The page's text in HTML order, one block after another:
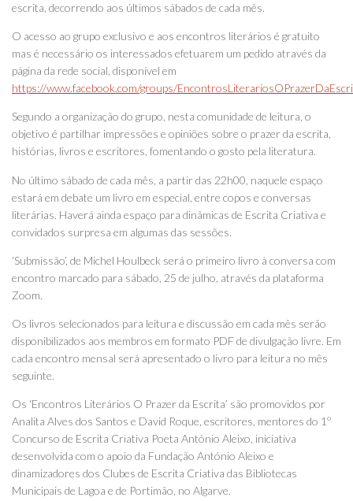
escrita, decorrendo aos últimos sábados de cada mês.
O acesso ao grupo exclusivo e aos encontros literários é gratuito
mas é necessário os interessados efetuarem um pedido através da
página da rede social, disponível em
https://www.facebook.com/groups/
Segundo a organização do grupo, nesta comunidade de leitura, o
objetivo é partilhar impressões e opiniões sobre o prazer da escrita,
histórias, livros e escritores, fomentando o gosto pela literatura.
No último sábado de cada mês, a partir das 22h00, naquele espaço
estará em debate um livro em especial, entre copos e conversas
literárias. Haverá ainda espaço para dinâmicas de Escrita Criativa e
convidados surpresa em algumas das sessões.
‘Submissão’, de Michel Houlbeck será o primeiro livro à conversa com
encontro marcado para sábado, 25 de julho, através da plataforma
Zoom.
Os livros selecionados para leitura e discussão em cada mês serão
disponibilizados aos membros em formato PDF de divulgação livre. Em
cada encontro mensal será apresentado o livro para leitura no mês
seguinte.
Os ‘Encontros Literários O Prazer da Escrita’ são promovidos por
Analita Alves dos Santos e David Roque, escritores, mentores do 1º
Concurso de Escrita Criativa Poeta António Aleixo, iniciativa
desenvolvida com o apoio da Fundação António Aleixo e
dinamizadores dos Clubes de Escrita Criativa das Bibliotecas
Municipais de Lagoa e de Portimão, no Algarve.